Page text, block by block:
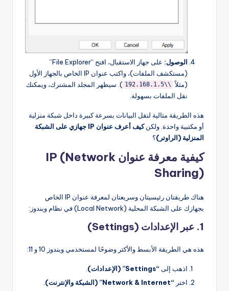
الوصول:
على جهاز الاستقبال، افتح “File Explorer”
(مستكشف الملفات)، واكتب عنوان IP الخاص بالجهاز الأول
(مثلاً \\192.168.1.5
). سيظهر المجلد المشترك، ويمكنك
نقل الملفات بسهولة.
هذه الطريقة مثالية لنقل البيانات بسرعة كبيرة داخل شبكة منزلية
أو مكتبية واحدة. ولكن
كيف أعرف عنوان IP جهازي على الشبكة
المنزلية (الراوتر)؟
كيفية معرفة عنوان IP (Network
Sharing)
هناك طريقتان رئيسيتان وسريعتان لمعرفة عنوان IP الخاص
بجهازك على الشبكة المحلية (Local Network) في نظام ويندوز:
1. عبر الإعدادات (Settings)
هذه هي الطريقة الأبسط والأكثر وضوحًا لمستخدمي ويندوز 10 و 11:
اذهب إلى “Settings” (الإعدادات)
اختر “Network & Internet” (الشبكة والإنترنت)